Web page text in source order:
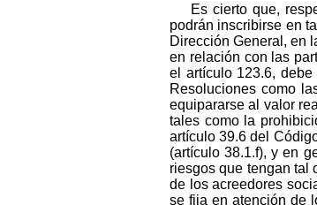
Es cierto que,
podrán inscribirse en
Dirección General, en
en relación con las
el artículo 123.6,
Resoluciones como
equipararse al valor
tales como la
artículo 39.6 del
(artículo 38.1.f), y en
riesgos que tengan tal
de los acreedores
se fija en atención de